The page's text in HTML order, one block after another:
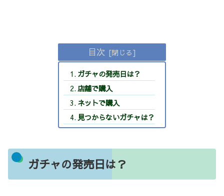
目次
ガチャの発売日は？
店舗で購入
ネットで購入
見つからないガチャは？
ガチャの発売日は？